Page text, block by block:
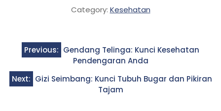
Category: Kesehatan
Post
navigation
Previous: Gendang Telinga: Kunci Kesehatan
Pendengaran Anda
Next: Gizi Seimbang: Kunci Tubuh Bugar dan Pikiran
Tajam